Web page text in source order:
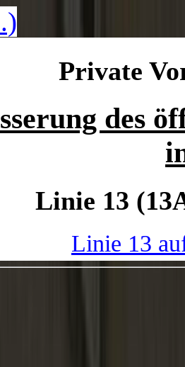
Private
des
Linie 13
Linie 13